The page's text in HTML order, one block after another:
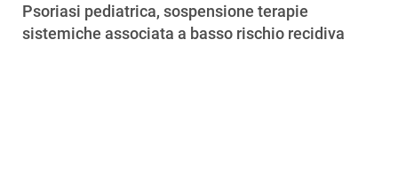
Psoriasi pediatrica, sospensione terapie
sistemiche associata a basso rischio recidiva